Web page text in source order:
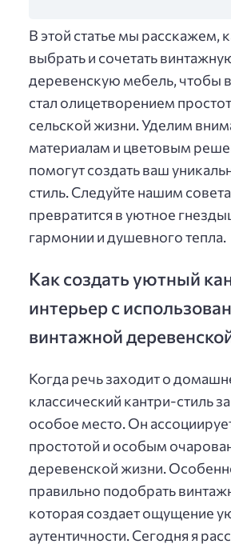
В этой статье мы расскажем,
выбрать и сочетать
деревенскую мебель, чтобы
стал олицетворением
сельской жизни. Уделим
материалам и цветовым
помогут создать ваш
стиль. Следуйте нашим
превратится в уютное
гармонии и душевного тепла.
Как создать уютный
интерьер с
винтажной
Когда речь заходит о
классический кантри-стиль
особое место. Он
простотой и особым
деревенской жизни.
правильно подобрать
которая создает ощущение
аутентичности. Сегодня я